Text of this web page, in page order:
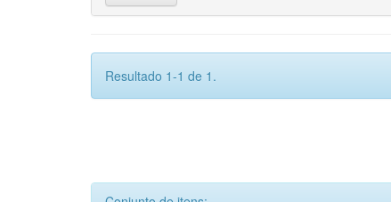
Resultado 1-1 de 1.